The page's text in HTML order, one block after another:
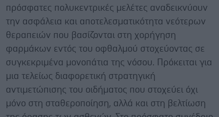
πρόσφατες πολυκεντρικές μελέτες αναδεικνύουν
την ασφάλεια και αποτελεσματικότητα νεότερων
θεραπειών που βασίζονται στη χορήγηση
φαρμάκων εντός του οφθαλμού στοχεύοντας σε
συγκεκριμένα μονοπάτια της νόσου. Πρόκειται για
μια τελείως διαφορετική στρατηγική
αντιμετώπισης του οιδήματος που στοχεύει όχι
μόνο στη σταθεροποίηση, αλλά και στη βελτίωση